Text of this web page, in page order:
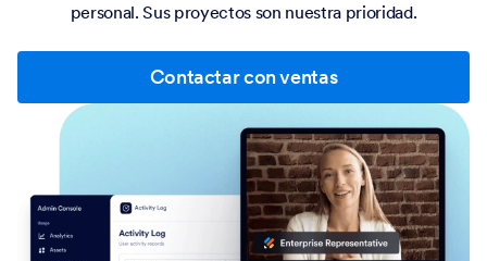
personal. Sus proyectos son nuestra prioridad.
Contactar con ventas